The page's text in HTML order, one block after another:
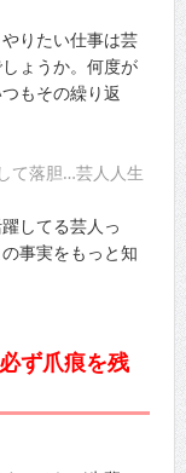
りたい仕事は芸
ょうか。何度が
もその繰り返
て落胆…芸人人生
してる芸人っ
事実をもっと知
ず爪痕を残